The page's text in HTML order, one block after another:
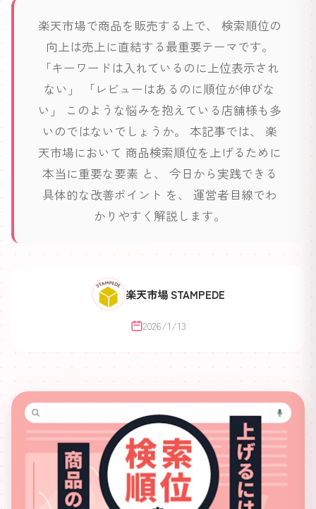
楽天市場で商品を販売する上で、 検索順位の
向上は売上に直結する最重要テーマです。
「キーワードは入れているのに上位表示され
ない」 「レビューはあるのに順位が伸びな
い」 このような悩みを抱えている店舗様も多
いのではないでしょうか。 本記事では、 楽
天市場において 商品検索順位を上げるために
本当に重要な要素 と、 今日から実践できる
具体的な改善ポイント を、 運営者目線でわ
かりやすく解説します。
楽天市場 STAMPEDE
2026/1/13